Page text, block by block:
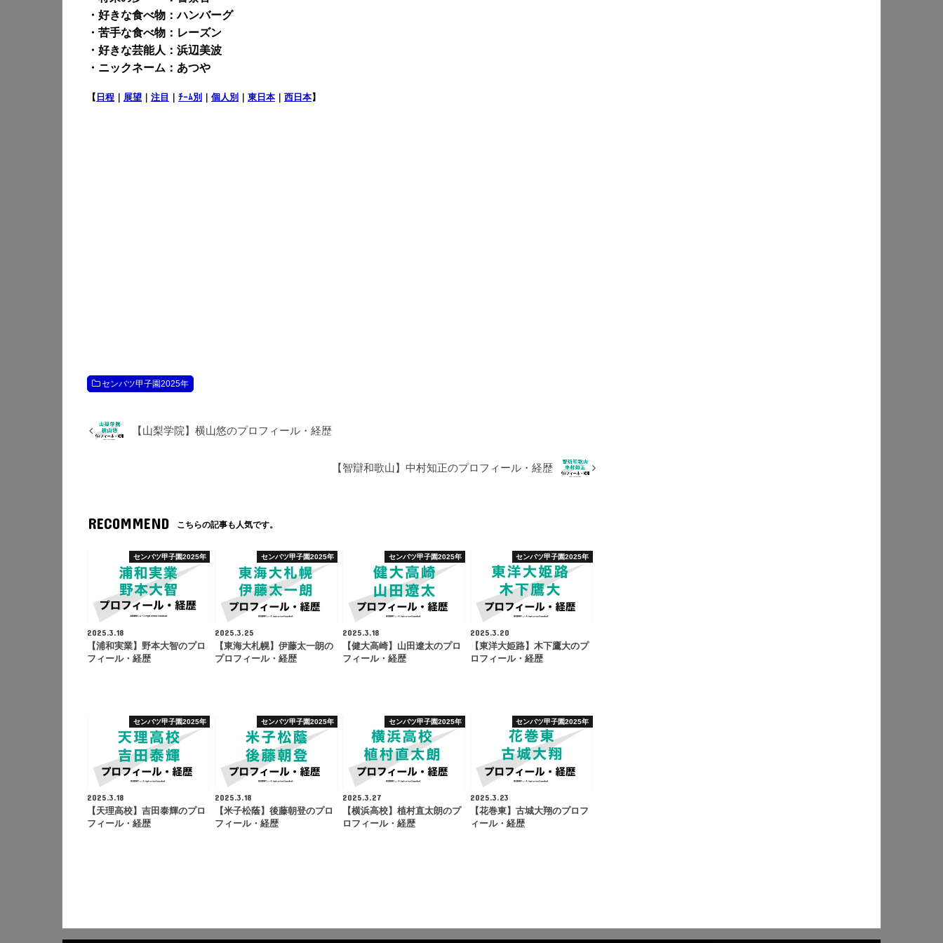
・好きな食べ物：ハンバーグ
・苦手な食べ物：レーズン
・好きな芸能人：浜辺美波
・ニックネーム：あつや
【 日程 展望 注目 ﾁｰﾑ別 個人別 東日本 西日本】
センバツ甲子園2025年
【山梨学院】横山悠のプロフィール・経歴
【智辯和歌山】中村知正のプロフィール・経歴
RECOMMEND こちらの記事も人気です。
センバツ甲子園2025年
2025.3.18
【浦和実業】野本大智のプロ
フィール・経歴
センバツ甲子園2025年
2025.3.25
【東海大札幌】伊藤太一朗の
プロフィール・経歴
センバツ甲子園2025年
2025.3.18
【健大高崎】山田遼太のプロ
フィール・経歴
センバツ甲子園2025年
2025.3.20
【東洋大姫路】木下鷹大のプ
ロフィール・経歴
センバツ甲子園2025年
2025.3.18
【天理高校】吉田泰輝のプロ
フィール・経歴
センバツ甲子園2025年
2025.3.18
【米子松蔭】後藤朝登のプロ
フィール・経歴
センバツ甲子園2025年
2025.3.27
【横浜高校】植村直太朗のプ
ロフィール・経歴
センバツ甲子園2025年
2025.3.23
【花巻東】古城大翔のプロフ
ィール・経歴